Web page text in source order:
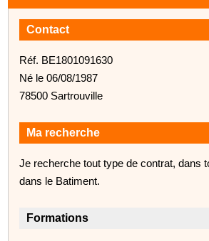
Contact
Réf. BE1801091630
Né le 06/08/1987
78500 Sartrouville
Ma recherche
Je recherche tout type de contrat, dans
dans le Batiment.
Formations